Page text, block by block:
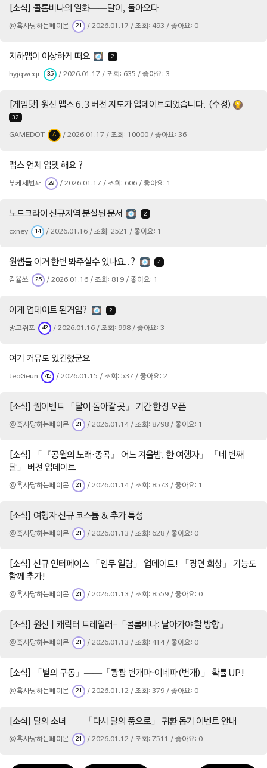
[소식] 콜롬비나의 일화——달이, 돌아오다
@혹사당하는페이몬 21 / 2026.01.17 / 조회: 493 / 좋아요: 0
지하맵이 이상하게 떠요 2
hyjqweqr 35 / 2026.01.17 / 조회: 635 / 좋아요: 3
[게임닷] 원신 맵스 6.3 버전 지도가 업데이트되었습니다. (수정)
32
GAMEDOT A / 2026.01.17 / 조회: 10000 / 좋아요: 36
맵스 언제 업뎃 해요 ?
부케세번째 29 / 2026.01.17 / 조회: 606 / 좋아요: 1
노드크라이 신규지역 분실된 문서 2
cxney 14 / 2026.01.16 / 조회: 2521 / 좋아요: 1
원쌤들 이거 한번 봐주실수 있나요..? 4
감율쓰 25 / 2026.01.16 / 조회: 819 / 좋아요: 1
이게 업데이트 된거임? 2
망고쥐포 42 / 2026.01.16 / 조회: 998 / 좋아요: 3
여기 커뮤도 있긴했군요
JeoGeun 45 / 2026.01.15 / 조회: 537 / 좋아요: 2
[소식] 웹이벤트 「달이 돌아갈 곳」 기간 한정 오픈
@혹사당하는페이몬 21 / 2026.01.14 / 조회: 8798 / 좋아요: 1
[소식] 「『공월의 노래·종곡』 어느 겨울밤, 한 여행자」 「네 번째
달」 버전 업데이트
@혹사당하는페이몬 21 / 2026.01.14 / 조회: 8573 / 좋아요: 1
[소식] 여행자 신규 코스튬 & 추가 특성
@혹사당하는페이몬 21 / 2026.01.13 / 조회: 628 / 좋아요: 0
[소식] 신규 인터페이스 「임무 일람」 업데이트! 「장면 회상」 기능도
함께 추가!
@혹사당하는페이몬 21 / 2026.01.13 / 조회: 8559 / 좋아요: 0
[소식] 원신 | 캐릭터 트레일러-「콜롬비나: 날아가야 할 방향」
@혹사당하는페이몬 21 / 2026.01.13 / 조회: 414 / 좋아요: 0
[소식] 「별의 구동」——「쾅쾅 번개파·이네파(번개)」 확률 UP!
@혹사당하는페이몬 21 / 2026.01.12 / 조회: 379 / 좋아요: 0
[소식] 달의 소녀——「다시 달의 품으로」 귀환 돕기 이벤트 안내
@혹사당하는페이몬 21 / 2026.01.12 / 조회: 7511 / 좋아요: 0